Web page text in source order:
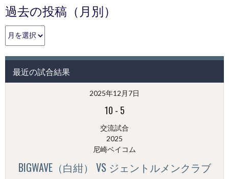
過去の投稿（月別）
過
去
投
（月
最近の試合結果
2025年12月7日
10 - 5
交流試合
2025
尼崎ベイコム
BIGWAVE（白紺） VS ジェントルメンクラブ